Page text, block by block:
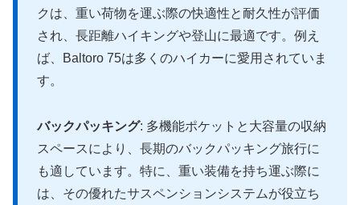
クは、重い荷物を運ぶ際の快適性と耐久性が評価
され、長距離ハイキングや登山に最適です。例え
ば、Baltoro 75は多くのハイカーに愛用されていま
す​。
バックパッキング: 多機能ポケットと大容量の収納
スペースにより、長期のバックパッキング旅行に
も適しています。特に、重い装備を持ち運ぶ際に
は、その優れたサスペンションシステムが役立ち